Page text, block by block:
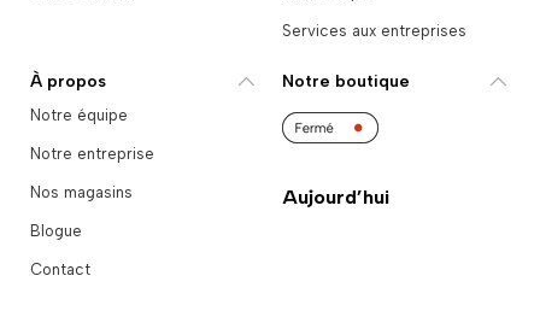
Services aux entreprises
À propos
Notre équipe
Notre entreprise
Nos magasins
Blogue
Contact
Notre boutique
Aujourd’hui